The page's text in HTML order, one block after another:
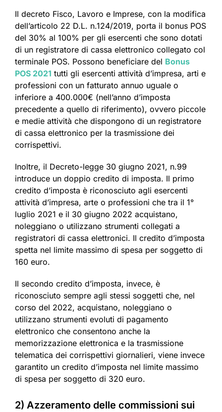
Il decreto Fisco, Lavoro e Imprese, con la modifica
dell’articolo 22 D.L. n.124/2019, porta il bonus POS
del 30% al 100% per gli esercenti che sono dotati
di un registratore di cassa elettronico collegato col
terminale POS. Possono beneficiare del Bonus
POS 2021 tutti gli esercenti attività d’impresa, arti e
professioni con un fatturato annuo uguale o
inferiore a 400.000€ (nell’anno d’imposta
precedente a quello di riferimento), ovvero piccole
e medie attività che dispongono di un registratore
di cassa elettronico per la trasmissione dei
corrispettivi.
Inoltre, il Decreto-legge 30 giugno 2021, n.99
introduce un doppio credito di imposta. Il primo
credito d’imposta è riconosciuto agli esercenti
attività d’impresa, arte o professioni che tra il 1°
luglio 2021 e il 30 giugno 2022 acquistano,
noleggiano o utilizzano strumenti collegati a
registratori di cassa elettronici. Il credito d’imposta
spetta nel limite massimo di spesa per soggetto di
160 euro.
Il secondo credito d’imposta, invece, è
riconosciuto sempre agli stessi soggetti che, nel
corso del 2022, acquistano, noleggiano o
utilizzano strumenti evoluti di pagamento
elettronico che consentono anche la
memorizzazione elettronica e la trasmissione
telematica dei corrispettivi giornalieri, viene invece
garantito un credito d’imposta nel limite massimo
di spesa per soggetto di 320 euro.
2) Azzeramento delle commissioni sui